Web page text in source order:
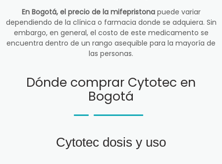
En Bogotá, el precio de la mifepristonapuede variar
dependiendo de la clínica o farmacia donde se adquiera. Sin
embargo, en general, el costo de este medicamento se
encuentra dentro de un rango asequible para la mayoría de
las personas.
Dónde comprar Cytotec en
Bogotá
Cytotec dosis y uso